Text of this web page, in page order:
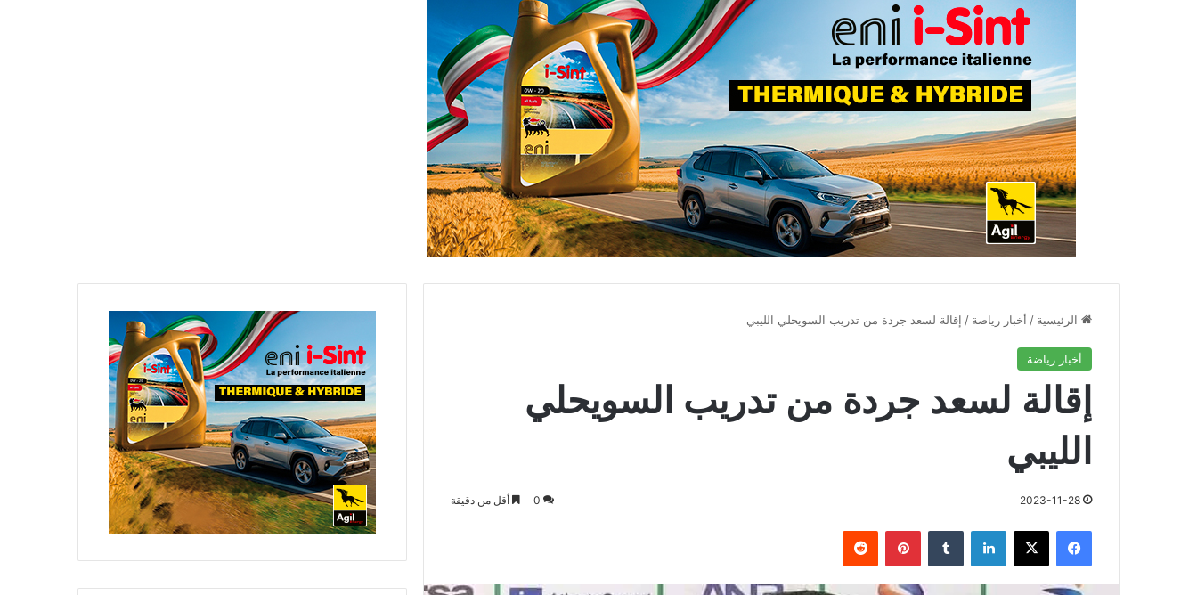
الرئيسية / أخبار رياضة / إقالة لسعد جردة من تدريب السويحلي الليبي
أخبار رياضة
إقالة لسعد جردة من تدريب السويحلي
الليبي
2023-11-28
0 أقل من دقيقة
فيسبوك X لينكدإن بينتيريست